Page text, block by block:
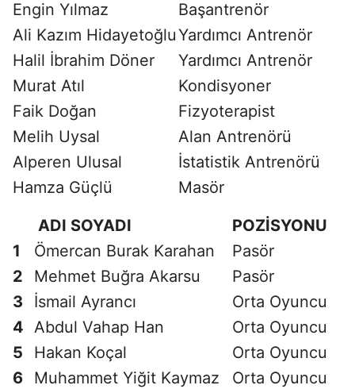
Engin Yılmaz
Başantrenör
Ali Kazım HidayetoğluYardımcı Antrenör
Halil İbrahim Döner
Yardımcı Antrenör
Murat Atıl
Kondisyoner
Faik Doğan
Fizyoterapist
Melih Uysal
Alan Antrenörü
Alperen Ulusal
İstatistik Antrenörü
Hamza Güçlü
Masör
ADI SOYADI
POZİSYONU
1
Ömercan Burak Karahan
Pasör
2
Mehmet Buğra Akarsu
Pasör
3
İsmail Ayrancı
Orta Oyuncu
4 Abdul Vahap Han
Orta Oyuncu
5
Hakan Koçal
Orta Oyuncu
6
Muhammet Yiğit Kaymaz
Orta Oyuncu